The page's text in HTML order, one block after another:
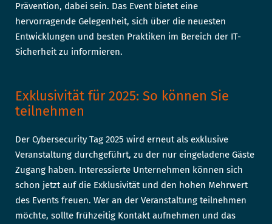
Prävention, dabei sein. Das Event bietet eine
hervorragende Gelegenheit, sich über die neuesten
Entwicklungen und besten Praktiken im Bereich der IT-
Sicherheit zu informieren.
Exklusivität für 2025: So können Sie
teilnehmen
Der Cybersecurity Tag 2025 wird erneut als exklusive
Veranstaltung durchgeführt, zu der nur eingeladene Gäste
Zugang haben. Interessierte Unternehmen können sich
schon jetzt auf die Exklusivität und den hohen Mehrwert
des Events freuen. Wer an der Veranstaltung teilnehmen
möchte, sollte frühzeitig Kontakt aufnehmen und das